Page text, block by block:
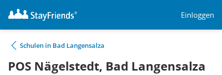
Einloggen
Schulen in Bad Langensalza
POS Nägelstedt, Bad Langensalza